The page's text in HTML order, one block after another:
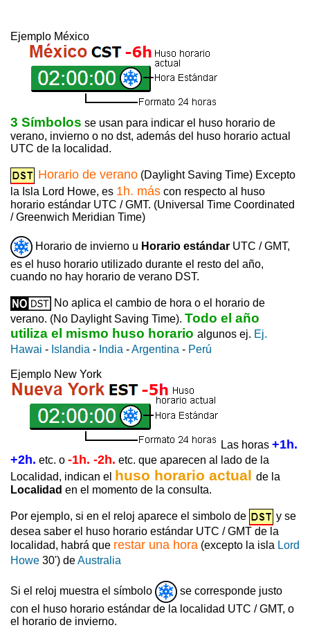
Ejemplo México
3 Símbolos se usan para indicar el huso horario de
verano, invierno o no dst, además del huso horario actual
UTC de la localidad.
Horario de verano (Daylight Saving Time) Excepto
la Isla Lord Howe, es 1h. más con respecto al huso
horario estándar UTC / GMT. (Universal Time Coordinated
/ Greenwich Meridian Time)
Horario de invierno u Horario estándar UTC / GMT,
es el huso horario utilizado durante el resto del año,
cuando no hay horario de verano DST.
No aplica el cambio de hora o el horario de
verano. (No Daylight Saving Time). Todo el año
utiliza el mismo huso horario algunos ej. Ej.
Hawai - Islandia - India -Argentina - Perú
Ejemplo New York
Las horas +1h.
+2h. etc. o -1h. -2h. etc. que aparecen al lado de la
Localidad, indican el huso horario actual de la
Localidad en el momento de la consulta.
Por ejemplo, si en el reloj aparece el simbolo de
y se
desea saber el huso horario estándar UTC / GMT de la
localidad, habrá que restar una hora (excepto la isla Lord
Howe 30') deAustralia
Si el reloj muestra el símbolo
se corresponde justo
con el huso horario estándar de la localidad UTC / GMT, o
el horario de invierno.